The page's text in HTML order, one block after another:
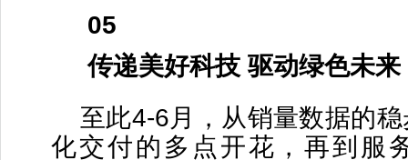
05
传递美好科技 驱动绿色未来
至此4-6月，从销量数据的
化交付的多点开花，再到服